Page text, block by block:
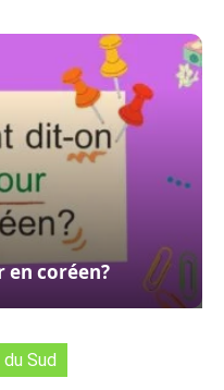
coréen?
Sud